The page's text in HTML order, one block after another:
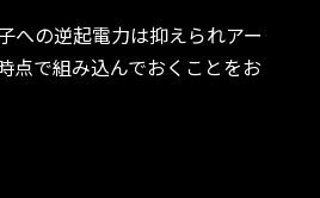
への逆起電力は抑えられアー
点で組み込んでおくことをお